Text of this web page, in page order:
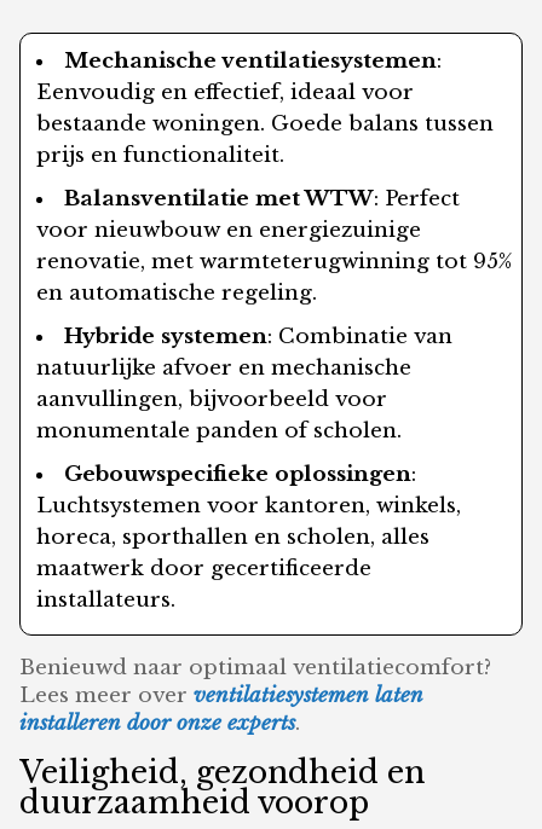
Mechanische ventilatiesystemen:
Eenvoudig en effectief, ideaal voor
bestaande woningen. Goede balans tussen
prijs en functionaliteit.
Balansventilatie met WTW: Perfect
voor nieuwbouw en energiezuinige
renovatie, met warmteterugwinning tot 95%
en automatische regeling.
Hybride systemen: Combinatie van
natuurlijke afvoer en mechanische
aanvullingen, bijvoorbeeld voor
monumentale panden of scholen.
Gebouwspecifieke oplossingen:
Luchtsystemen voor kantoren, winkels,
horeca, sporthallen en scholen, alles
maatwerk door gecertificeerde
installateurs.
Benieuwd naar optimaal ventilatiecomfort?
Lees meer overventilatiesystemen laten
installeren door onze experts.
Veiligheid, gezondheid en
duurzaamheid voorop